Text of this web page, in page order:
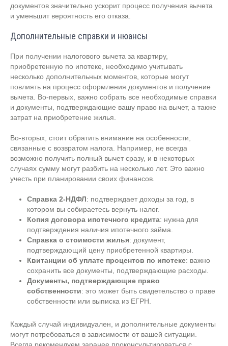
документов значительно ускорит процесс получения вычета
и уменьшит вероятность его отказа.
Дополнительные справки и нюансы
При получении налогового вычета за квартиру,
приобретенную по ипотеке, необходимо учитывать
несколько дополнительных моментов, которые могут
повлиять на процесс оформления документов и получение
вычета. Во-первых, важно собрать все необходимые справки
и документы, подтверждающие вашу право на вычет, а также
затрат на приобретение жилья.
Во-вторых, стоит обратить внимание на особенности,
связанные с возвратом налога. Например, не всегда
возможно получить полный вычет сразу, и в некоторых
случаях сумму могут разбить на несколько лет. Это важно
учесть при планировании своих финансов.
Справка 2-НДФЛ: подтверждает доходы за год, в
котором вы собираетесь вернуть налог.
Копия договора ипотечного кредита: нужна для
подтверждения наличия ипотечного займа.
Справка о стоимости жилья: документ,
подтверждающий цену приобретенной квартиры.
Квитанции об уплате процентов по ипотеке: важно
сохранить все документы, подтверждающие расходы.
Документы, подтверждающие право
собственности: это может быть свидетельство о праве
собственности или выписка из ЕГРН.
Каждый случай индивидуален, и дополнительные документы
могут потребоваться в зависимости от вашей ситуации.
Всегда рекомендуем заранее проконсультироваться с